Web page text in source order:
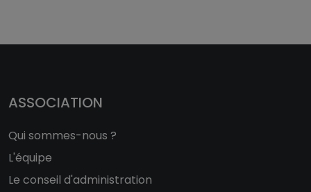
ASSOCIATION
Qui sommes-nous ?
L'équipe
Le conseil d'administration